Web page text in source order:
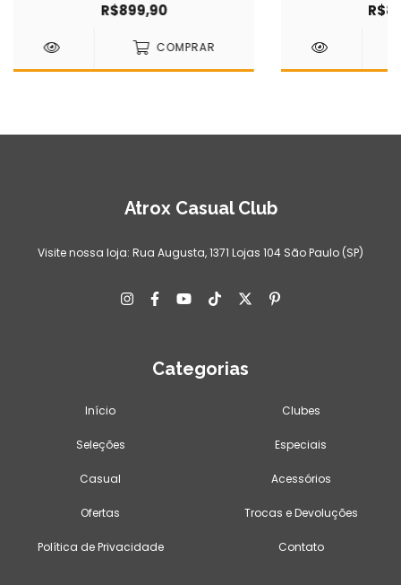
R$899,90
COMPRAR
Atrox Casual Club
Visite nossa loja: Rua Augusta, 1371 Lojas 104 São Paulo (SP)
Categorias
Início Clubes
Seleções Especiais
Casual Acessórios
Ofertas Trocas e Devoluções
Política de Privacidade Contato